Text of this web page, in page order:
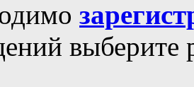
выберите